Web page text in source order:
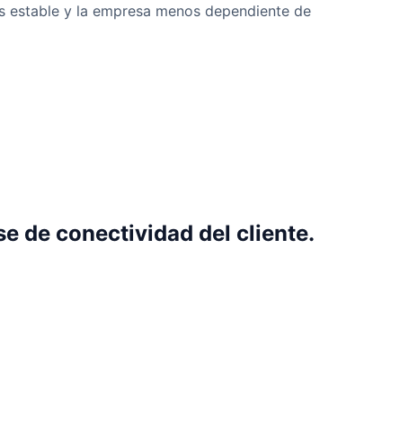
y la empresa menos dependiente de
de conectividad del cliente.